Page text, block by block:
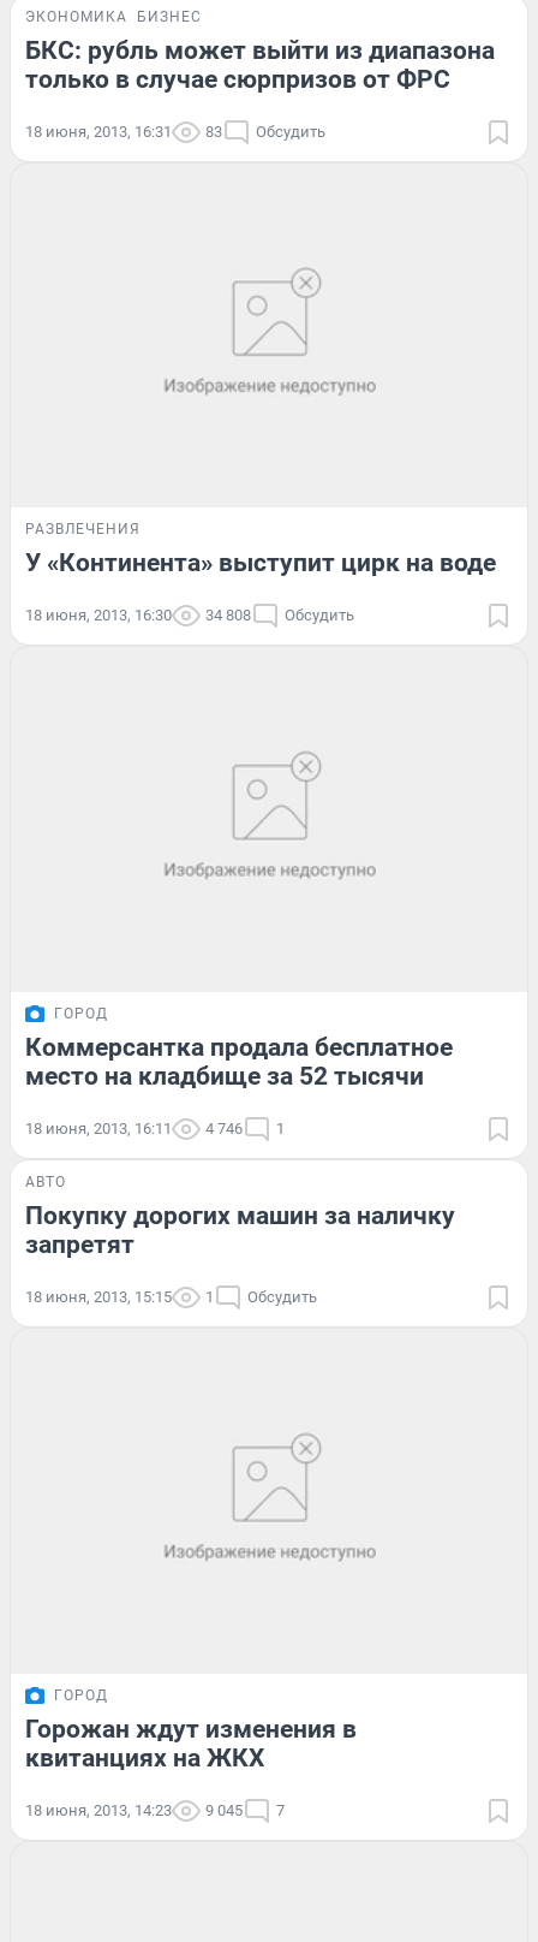
ЭКОНОМИКА БИЗНЕС
БКС: рубль может выйти из диапазона
только в случае сюрпризов от ФРС
18 июня, 2013, 16:31 83 Обсудить
РАЗВЛЕЧЕНИЯ
У «Континента» выступит цирк на воде
18 июня, 2013, 16:30 34 808 Обсудить
ГОРОД
Коммерсантка продала бесплатное
место на кладбище за 52 тысячи
18 июня, 2013, 16:11 4 746 1
АВТО
Покупку дорогих машин за наличку
запретят
18 июня, 2013, 15:15 1 Обсудить
ГОРОД
Горожан ждут изменения в
квитанциях на ЖКХ
18 июня, 2013, 14:23 9 045 7